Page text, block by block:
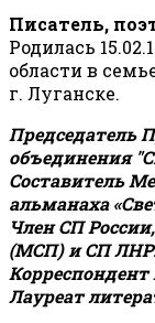
Писатель,
Родилась
области в
г. Луганске.
Председатель
объединения
Составитель
альманаха
Член СП
(МСП) и СП
Лауреат